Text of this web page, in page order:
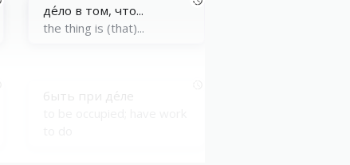
де́ло в том, что...
the thing is (that)...